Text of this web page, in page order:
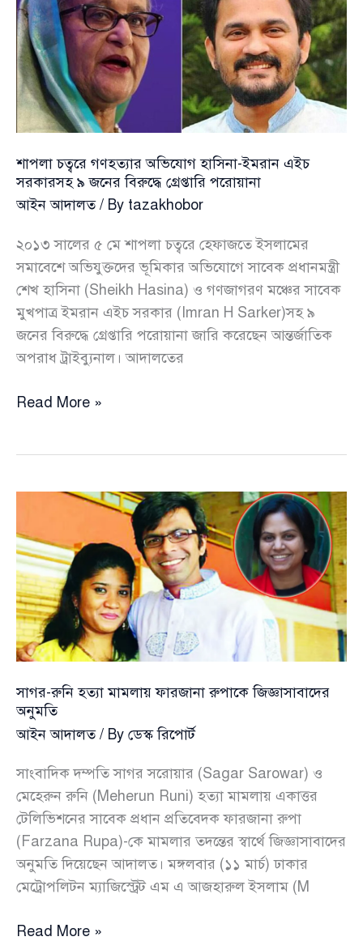
শাপলা চত্বরে গণহত্যার অভিযোগ হাসিনা-ইমরান এইচ
সরকারসহ ৯ জনের বিরুদ্ধে গ্রেপ্তারি পরোয়ানা
আইন আদালত/ By tazakhobor
২০১৩ সালের ৫ মে শাপলা চত্বরে হেফাজতে ইসলামের
সমাবেশে অভিযুক্তদের ভূমিকার অভিযোগে সাবেক প্রধানমন্ত্রী
শেখ হাসিনা (Sheikh Hasina) ও গণজাগরণ মঞ্চের সাবেক
মুখপাত্র ইমরান এইচ সরকার (Imran H Sarker)সহ ৯
জনের বিরুদ্ধে গ্রেপ্তারি পরোয়ানা জারি করেছেন আন্তর্জাতিক
অপরাধ ট্রাইব্যুনাল। আদালতের
শাপলা
হাসিনা-
এইচ
সরকারসহ
৯
জনের
বিরুদ্ধে
গ্রেপ্তারি
Read More »
সাগর-রুনি হত্যা মামলায় ফারজানা রুপাকে জিজ্ঞাসাবাদের
অনুমতি
আইন আদালত/ By ডেস্ক রিপোর্ট
সাংবাদিক দম্পতি সাগর সরোয়ার (Sagar Sarowar) ও
মেহেরুন রুনি (Meherun Runi) হত্যা মামলায় একাত্তর
টেলিভিশনের সাবেক প্রধান প্রতিবেদক ফারজানা রুপা
(Farzana Rupa)-কে মামলার তদন্তের স্বার্থে জিজ্ঞাসাবাদের
অনুমতি দিয়েছেন আদালত। মঙ্গলবার (১১ মার্চ) ঢাকার
মেট্রোপলিটন ম্যাজিস্ট্রেট এম এ আজহারুল ইসলাম (M
সাগর-
Read More »